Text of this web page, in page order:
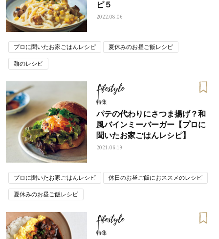
ピ５
2022.08.06
プロに聞いたお家ごはんレシピ 夏休みのお昼ご飯レシピ
麺のレシピ
Lifestyle
特集
パテの代わりにさつま揚げ？和
風バインミーバーガー【プロに
聞いたお家ごはんレシピ】
2021.06.19
プロに聞いたお家ごはんレシピ 休日のお昼ご飯におススメのレシピ
夏休みのお昼ご飯レシピ
Lifestyle
特集